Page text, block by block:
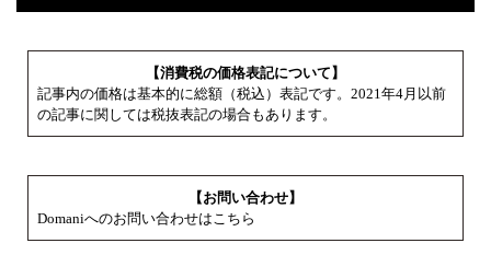
【消費税の価格表記について】
記事内の価格は基本的に総額（税込）表記です。2021年4月以前
の記事に関しては税抜表記の場合もあります。
【お問い合わせ】
Domaniへのお問い合わせはこちら